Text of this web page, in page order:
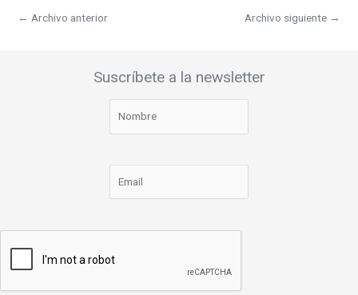
← Archivo anterior Archivo siguiente →
Suscríbete a la newsletter